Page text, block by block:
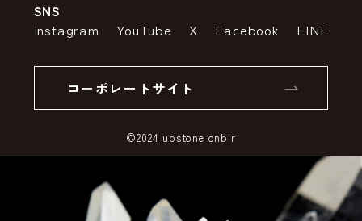
特定商取引法の表示
SSLサーバー証明書とは
SNS
Instagram YouTube X Facebook LINE
コーポレートサイト
©2024 upstone onbir